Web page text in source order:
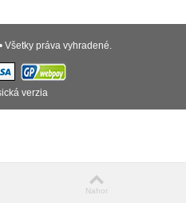
Všetky práva vyhradené.
verzia
Nahor